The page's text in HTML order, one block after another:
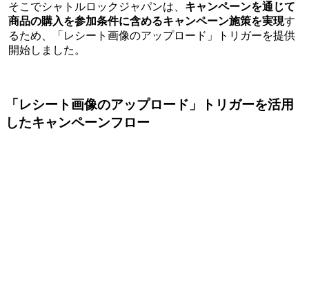
そこでシャトルロックジャパンは、 キャンペーンを通じて
商品の購入を参加条件に含めるキャンペーン施策を実現す
るため、「レシート画像のアップロード」トリガーを提供
開始しました。
「レシート画像のアップロード」トリガーを活用
したキャンペーンフロー